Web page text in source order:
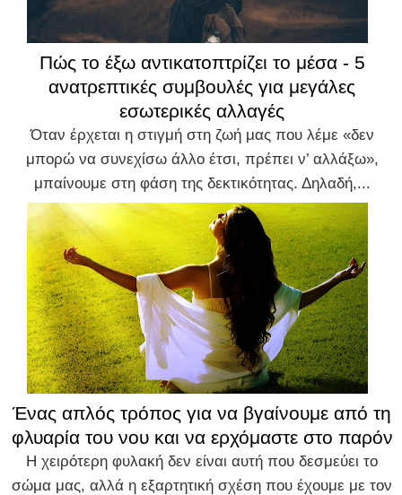
Πώς το έξω αντικατοπτρίζει το μέσα - 5
ανατρεπτικές συμβουλές για μεγάλες
εσωτερικές αλλαγές
Όταν έρχεται η στιγμή στη ζωή μας που λέμε «δεν
μπορώ να συνεχίσω άλλο έτσι, πρέπει ν’ αλλάξω»,
μπαίνουμε στη φάση της δεκτικότητας. Δηλαδή,...
Ένας απλός τρόπος για να βγαίνουμε από τη
φλυαρία του νου και να ερχόμαστε στο παρόν
Η χειρότερη φυλακή δεν είναι αυτή που δεσμεύει το
σώμα μας, αλλά η εξαρτητική σχέση που έχουμε με τον